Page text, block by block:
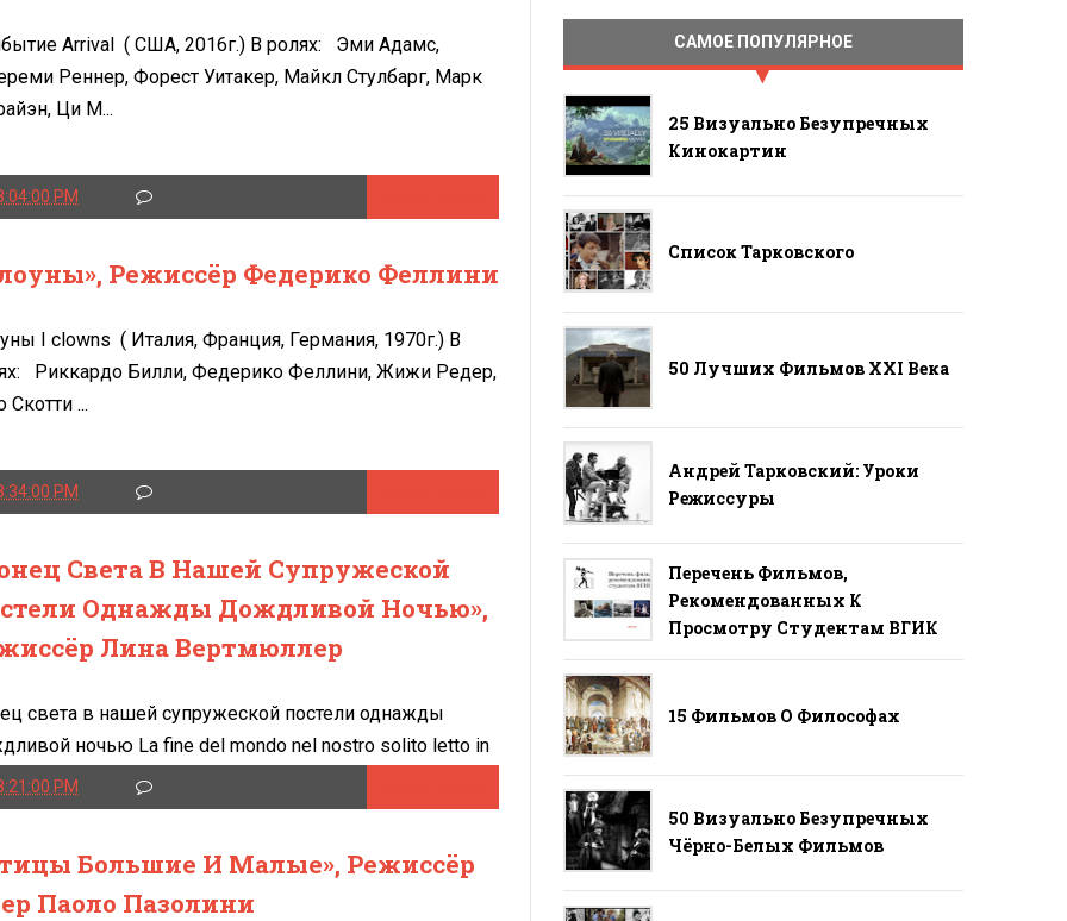
Arrival ( США, 2016г.) В ролях: Эми Адамс,
Реннер, Форест Уитакер, Майкл Стулбарг, Марк
Ци М...
PM
Режиссёр Федерико Феллини
I clowns ( Италия, Франция, Германия, 1970г.) В
Риккардо Билли, Федерико Феллини, Жижи Редер,
Скотти ...
PM
Света В Нашей Супружеской
Однажды Дождливой Ночью»,
Лина Вертмюллер
света в нашей супружеской постели однажды
ночью La fine del mondo nel nostro solito letto in
piena di...
PM
Большие И Малые», Режиссёр
Паоло Пазолини
САМОЕ ПОПУЛЯРНОЕ
25 Визуально Безупречных
Кинокартин
Список Тарковского
50 Лучших Фильмов ХХI Века
Андрей Тарковский: Уроки
Режиссуры
Перечень Фильмов,
Рекомендованных К
Просмотру Студентам ВГИК
15 Фильмов О Философах
50 Визуально Безупречных
Чёрно-Белых Фильмов